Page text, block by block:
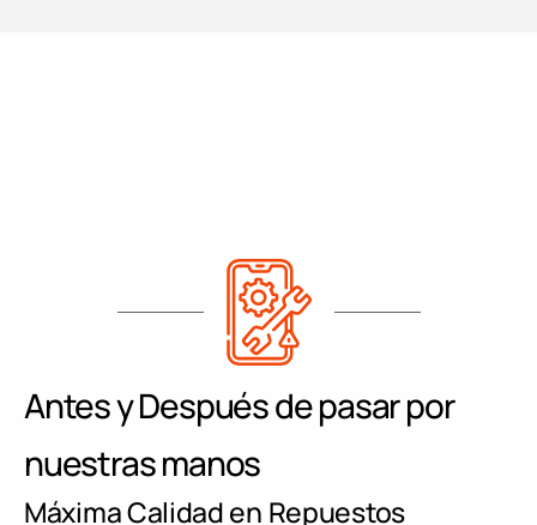
Antes y Después de pasar por
nuestras manos
Máxima Calidad en Repuestos